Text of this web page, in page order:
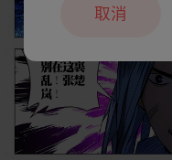
取消